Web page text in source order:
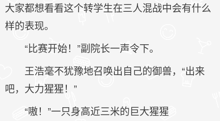
大家都想看看这个转学生在三人混战中会有什么
样的表现。
“比赛开始！”副院长一声令下。
王浩毫不犹豫地召唤出自己的御兽，“出来
吧，大力猩猩！”
“嗷！”一只身高近三米的巨大猩猩